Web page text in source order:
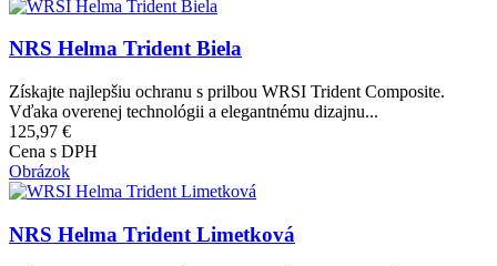
NRS Helma Trident Biela
Získajte najlepšiu ochranu s prilbou WRSI Trident Composite.
Vďaka overenej technológii a elegantnému dizajnu...
125,97 €
Cena s DPH
Obrázok
NRS Helma Trident Limetková